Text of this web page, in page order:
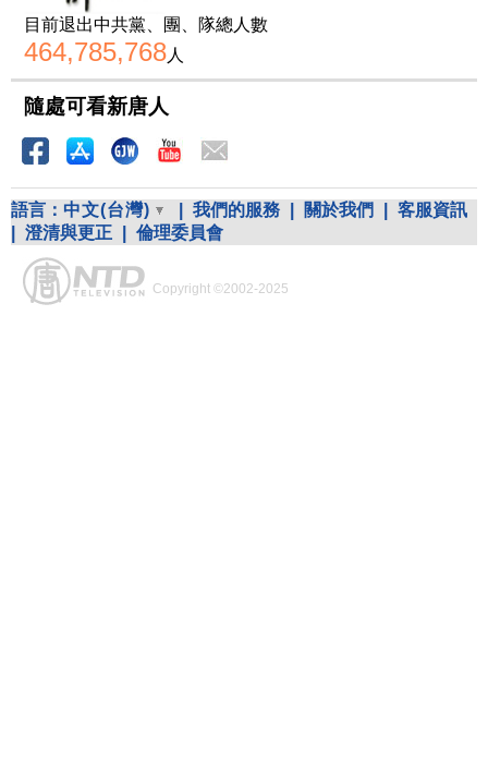
目前退出中共黨、團、隊總人數
464,785,768人
隨處可看新唐人
語言： 中文(台灣) 我們的服務 關於我們
客服資訊
澄清與更正 倫理委員會
Copyright ©2002-2025